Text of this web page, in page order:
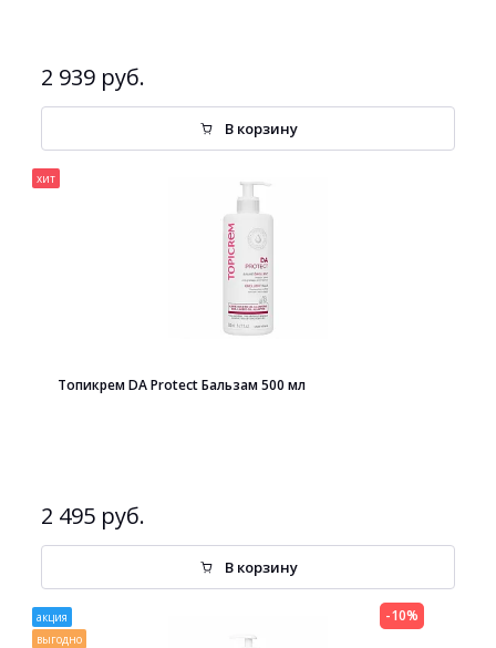
2 939 руб.
В корзину
хит
Топикрем DA Protect Бальзам 500 мл
2 495 руб.
В корзину
акция
выгодно
-10%